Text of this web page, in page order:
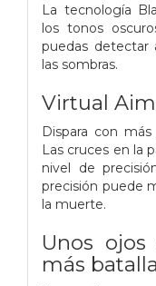
La tecnología
los tonos
puedas detectar
las sombras.
Virtual
Dispara con
Las cruces en la
nivel de
precisión puede
la muerte.
Unos ojos
más